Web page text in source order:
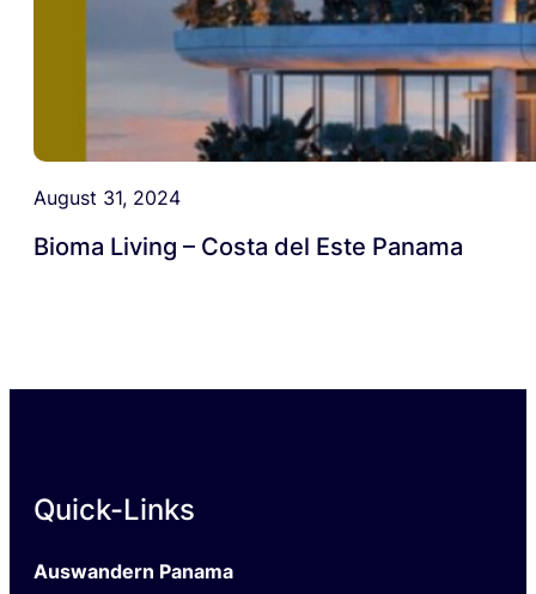
August 31, 2024
Bioma Living – Costa del Este Panama
Quick-Links
Auswandern Panama